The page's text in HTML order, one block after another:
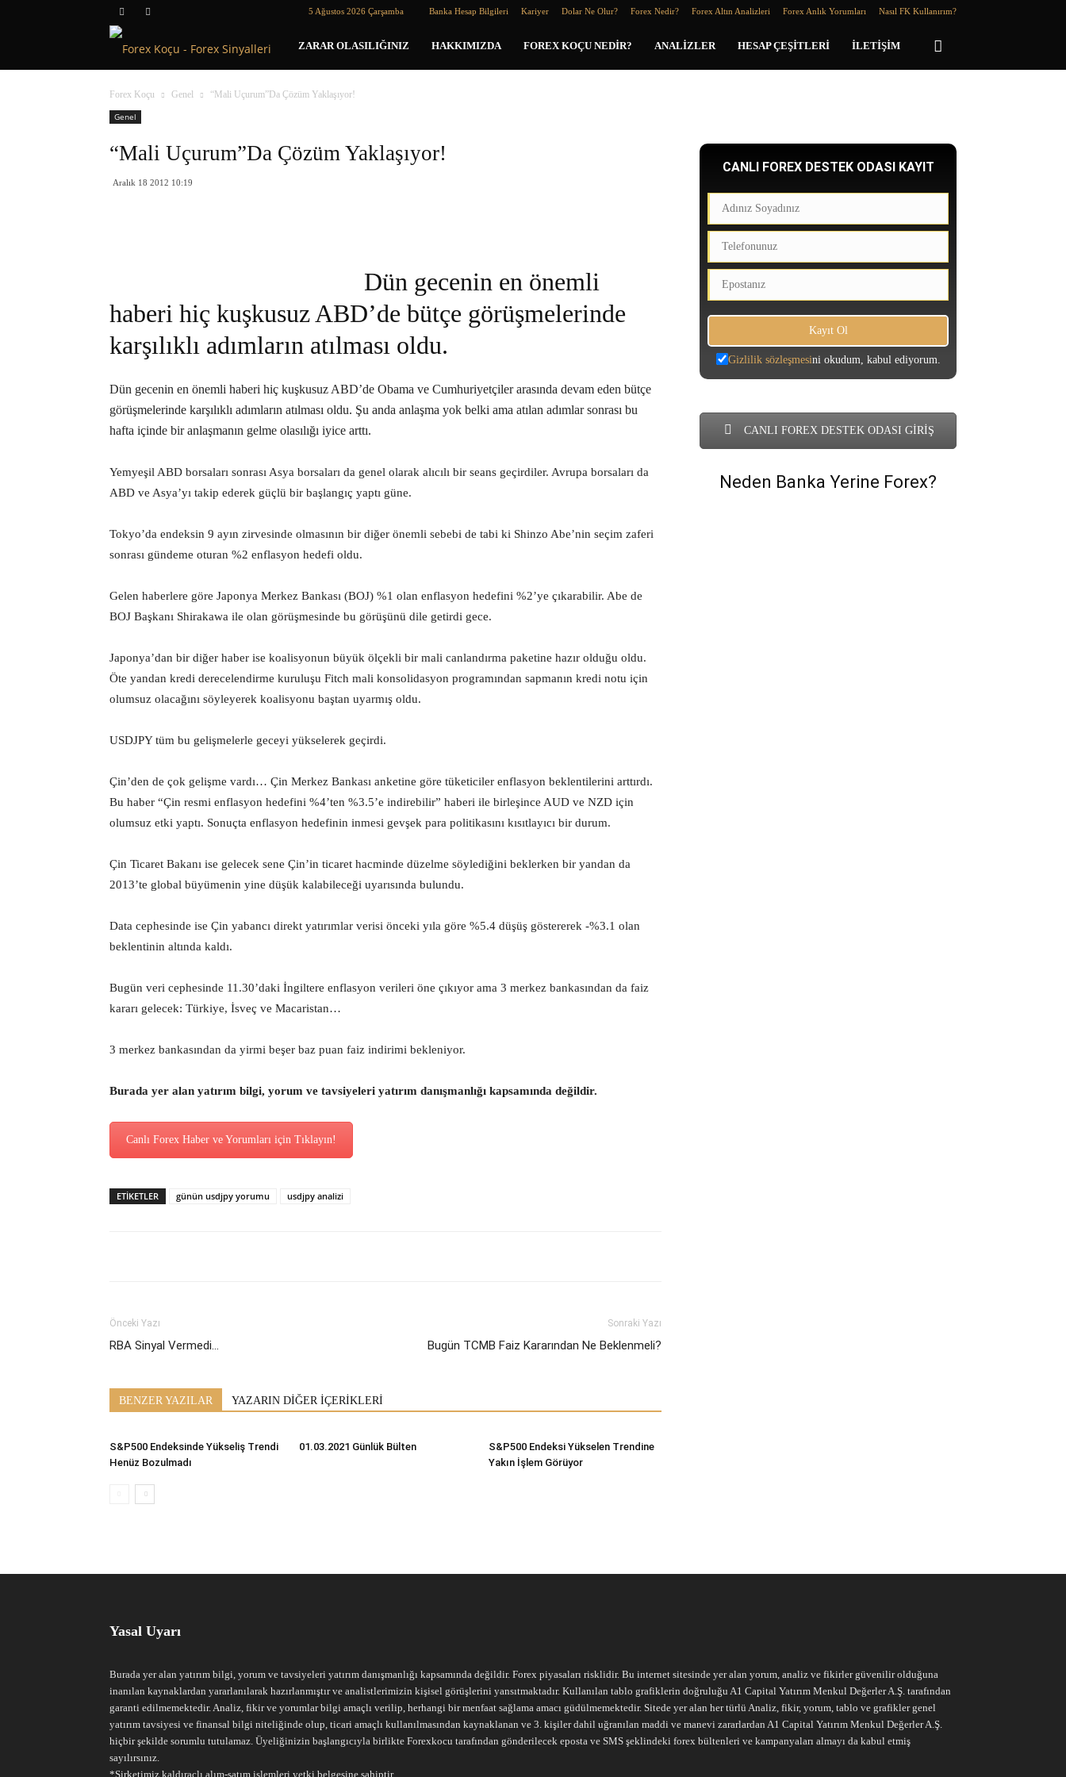
5 Ağustos 2026 Çarşamba Banka Hesap Bilgileri Kariyer Dolar Ne Olur? Forex Nedir? Forex Altın Analizleri Forex Anlık Yorumları Nasıl FK Kullanırım?
Forex
Koçu
ZARAR OLASILIĞINIZ HAKKIMIZDA FOREX KOÇU NEDIR? ANALIZLER HESAP ÇEŞITLERI İLETIŞIM
Forex Koçu Genel
“Mali Uçurum”Da Çözüm Yaklaşıyor!
Genel
“Mali Uçurum”Da Çözüm Yaklaşıyor!
Aralık 18 2012 10:19
Dün gecenin en önemli
haberi hiç kuşkusuz ABD’de bütçe görüşmelerinde
karşılıklı adımların atılması oldu.
Dün gecenin en önemli haberi hiç kuşkusuz ABD’de Obama ve Cumhuriyetçiler arasında devam eden bütçe
görüşmelerinde karşılıklı adımların atılması oldu. Şu anda anlaşma yok belki ama atılan adımlar sonrası bu
hafta içinde bir anlaşmanın gelme olasılığı iyice arttı.
Yemyeşil ABD borsaları sonrası Asya borsaları da genel olarak alıcılı bir seans geçirdiler. Avrupa borsaları da
ABD ve Asya’yı takip ederek güçlü bir başlangıç yaptı güne.
Tokyo’da endeksin 9 ayın zirvesinde olmasının bir diğer önemli sebebi de tabi ki Shinzo Abe’nin seçim zaferi
sonrası gündeme oturan %2 enflasyon hedefi oldu.
Gelen haberlere göre Japonya Merkez Bankası (BOJ) %1 olan enflasyon hedefini %2’ye çıkarabilir. Abe de
BOJ Başkanı Shirakawa ile olan görüşmesinde bu görüşünü dile getirdi gece.
Japonya’dan bir diğer haber ise koalisyonun büyük ölçekli bir mali canlandırma paketine hazır olduğu oldu.
Öte yandan kredi derecelendirme kuruluşu Fitch mali konsolidasyon programından sapmanın kredi notu için
olumsuz olacağını söyleyerek koalisyonu baştan uyarmış oldu.
USDJPY tüm bu gelişmelerle geceyi yükselerek geçirdi.
Çin’den de çok gelişme vardı… Çin Merkez Bankası anketine göre tüketiciler enflasyon beklentilerini arttırdı.
Bu haber “Çin resmi enflasyon hedefini %4’ten %3.5’e indirebilir” haberi ile birleşince AUD ve NZD için
olumsuz etki yaptı. Sonuçta enflasyon hedefinin inmesi gevşek para politikasını kısıtlayıcı bir durum.
Çin Ticaret Bakanı ise gelecek sene Çin’in ticaret hacminde düzelme söylediğini beklerken bir yandan da
2013’te global büyümenin yine düşük kalabileceği uyarısında bulundu.
Data cephesinde ise Çin yabancı direkt yatırımlar verisi önceki yıla göre %5.4 düşüş göstererek -%3.1 olan
beklentinin altında kaldı.
Bugün veri cephesinde 11.30’daki İngiltere enflasyon verileri öne çıkıyor ama 3 merkez bankasından da faiz
kararı gelecek: Türkiye, İsveç ve Macaristan…
3 merkez bankasından da yirmi beşer baz puan faiz indirimi bekleniyor.
Burada yer alan yatırım bilgi, yorum ve tavsiyeleri yatırım danışmanlığı kapsamında değildir.
Canlı Forex Haber ve Yorumları için Tıklayın!
ETİKETLER günün usdjpy yorumu usdjpy analizi
Önceki Yazı
RBA Sinyal Vermedi…
Sonraki Yazı
Bugün TCMB Faiz Kararından Ne Beklenmeli?
BENZER YAZILAR YAZARIN DİĞER İÇERİKLERİ
S&P500 Endeksinde Yükseliş Trendi
Henüz Bozulmadı
01.03.2021 Günlük Bülten
S&P500 Endeksi Yükselen Trendine
Yakın İşlem Görüyor
CANLI FOREX DESTEK ODASI KAYIT
Gizlilik sözleşmesini okudum, kabul ediyorum.
CANLI FOREX DESTEK ODASI GİRİŞ
Neden Banka Yerine Forex?
Yasal Uyarı
Burada yer alan yatırım bilgi, yorum ve tavsiyeleri yatırım danışmanlığı kapsamında değildir. Forex piyasaları risklidir. Bu internet sitesinde yer alan yorum, analiz ve fikirler güvenilir olduğuna
inanılan kaynaklardan yararlanılarak hazırlanmıştır ve analistlerimizin kişisel görüşlerini yansıtmaktadır. Kullanılan tablo grafiklerin doğruluğu A1 Capital Yatırım Menkul Değerler A.Ş. tarafından
garanti edilmemektedir. Analiz, fikir ve yorumlar bilgi amaçlı verilip, herhangi bir menfaat sağlama amacı güdülmemektedir. Sitede yer alan her türlü Analiz, fikir, yorum, tablo ve grafikler genel
yatırım tavsiyesi ve finansal bilgi niteliğinde olup, ticari amaçlı kullanılmasından kaynaklanan ve 3. kişiler dahil uğranılan maddi ve manevi zararlardan A1 Capital Yatırım Menkul Değerler A.Ş.
hiçbir şekilde sorumlu tutulamaz. Üyeliğinizin başlangıcıyla birlikte Forexkocu tarafından gönderilecek eposta ve SMS şeklindeki forex bültenleri ve kampanyaları almayı da kabul etmiş
sayılırsınız.
*Şirketimiz kaldıraçlı alım-satım işlemleri yetki belgesine sahiptir.